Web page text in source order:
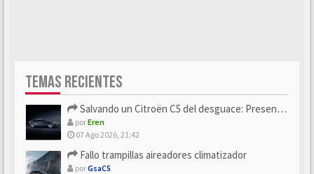
TEMAS RECIENTES
Salvando un Citroën C5 del desguace: Presentación y seguimiento
porEren
07 Ago 2026, 21:42
Fallo trampillas aireadores climatizador
porGsaC5